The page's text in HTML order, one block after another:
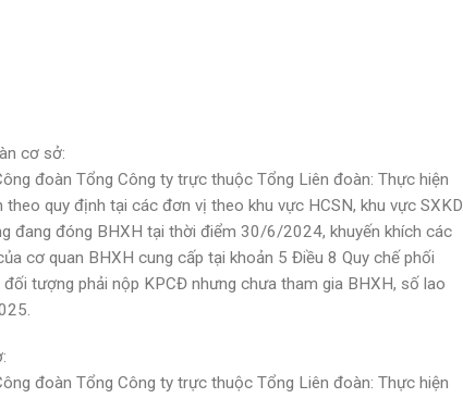
cơ sở:
đoàn Tổng Công ty trực thuộc Tổng Liên đoàn: Thực hiện
quy định tại các đơn vị theo khu vực HCSN, khu vực SXKD.
đang đóng BHXH tại thời điểm 30/6/2024, khuyến khích các
cơ quan BHXH cung cấp tại khoản 5 Điều 8 Quy chế phối
tượng phải nộp KPCĐ nhưng chưa tham gia BHXH, số lao
đoàn Tổng Công ty trực thuộc Tổng Liên đoàn: Thực hiện